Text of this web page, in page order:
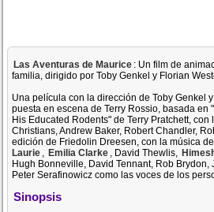
Las Aventuras de Maurice : Un film de
familia, dirigido por Toby Genkel y Florian
Una película con la dirección de Toby Genkel
puesta en escena de Terry Rossio, basada en
His Educated Rodents" de Terry Pratchett,
Christians, Andrew Baker, Robert Chandler,
edición de Friedolin Dreesen, con la música
Laurie , Emilia Clarke , David Thewlis,
Hugh Bonneville, David Tennant, Rob Brydon,
Peter Serafinowicz como las voces de los
Sinopsis